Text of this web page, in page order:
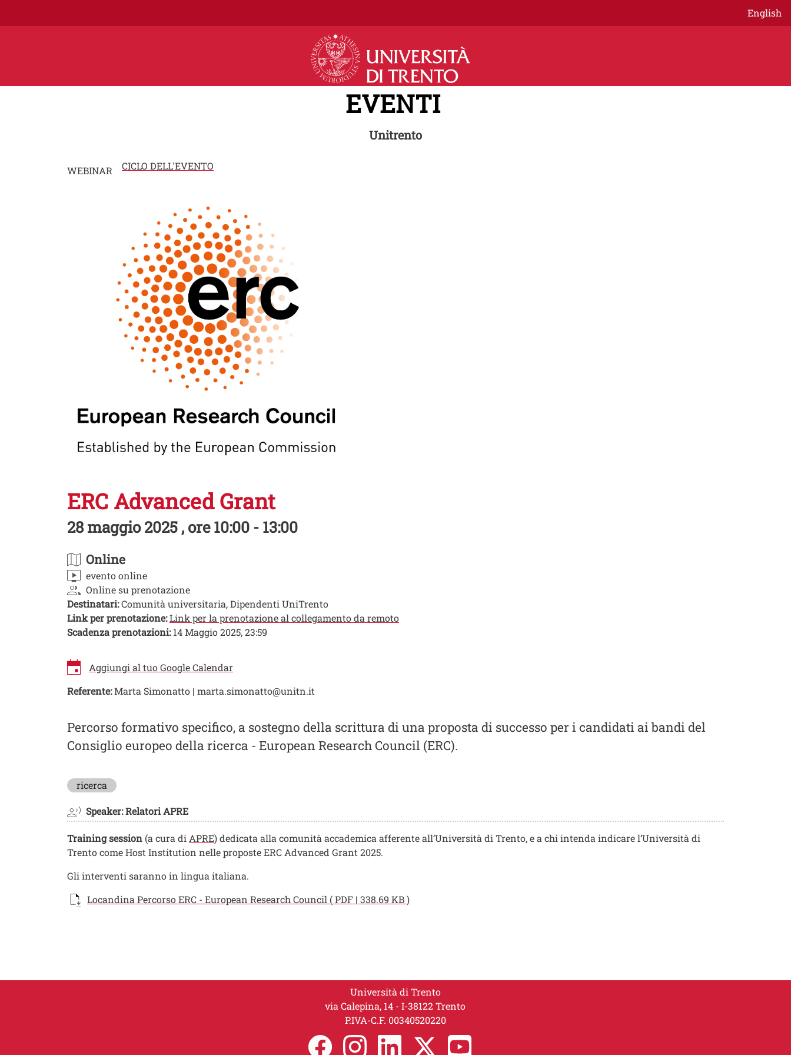
English
EVENTI
Unitrento
WEBINAR CICLO DELL'EVENTO
ERC Advanced Grant
28 maggio 2025 , ore 10:00 - 13:00
Online
evento online
Online su prenotazione
Destinatari:Comunità universitaria, Dipendenti UniTrento
Link per prenotazione:Link per la prenotazione al collegamento da remoto
Scadenza prenotazioni: 14 Maggio 2025, 23:59
Aggiungi al tuo Google Calendar
Referente:Marta Simonatto | marta.simonatto@unitn.it
Percorso formativo specifico, a sostegno della scrittura di una proposta di successo per i candidati ai bandi del
Consiglio europeo della ricerca - European Research Council (ERC).
ricerca
Speaker: Relatori APRE
Training session (a cura di APRE) dedicata alla comunità accademica afferente all’Università di Trento, e a chi intenda indicare l’Università di
Trento come Host Institution nelle proposte ERC Advanced Grant 2025.
Gli interventi saranno in lingua italiana.
Documento
Locandina Percorso ERC - European Research Council ( PDF | 338.69 KB )
Università di Trento
via Calepina, 14 - I-38122 Trento
P.IVA-C.F. 00​3​40520220